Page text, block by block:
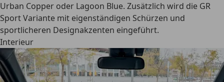
Urban Copper oder Lagoon Blue. Zusätzlich wird die GR
Sport Variante mit eigenständigen Schürzen und
sportlicheren Designakzenten eingeführt.
Interieur